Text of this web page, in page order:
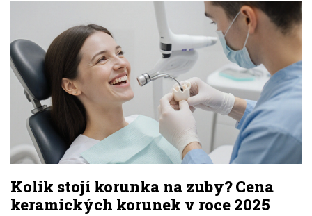
Kolik stojí korunka na zuby? Cena
keramických korunek v roce 2025